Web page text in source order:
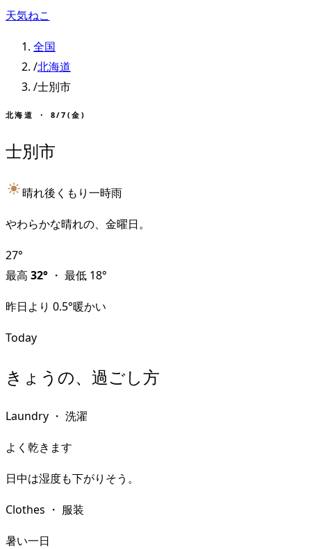
天気ねこ
全国
/北海道
/士別市
北海道 ・ 8/7(金)
士別市
晴れ後くもり一時雨
やわらかな晴れの、金曜日。
27°
最高 32° ・ 最低 18°
昨日より 0.5°暖かい
Today
きょうの、過ごし方
Laundry ・ 洗濯
よく乾きます
日中は湿度も下がりそう。
Clothes ・ 服装
暑い一日